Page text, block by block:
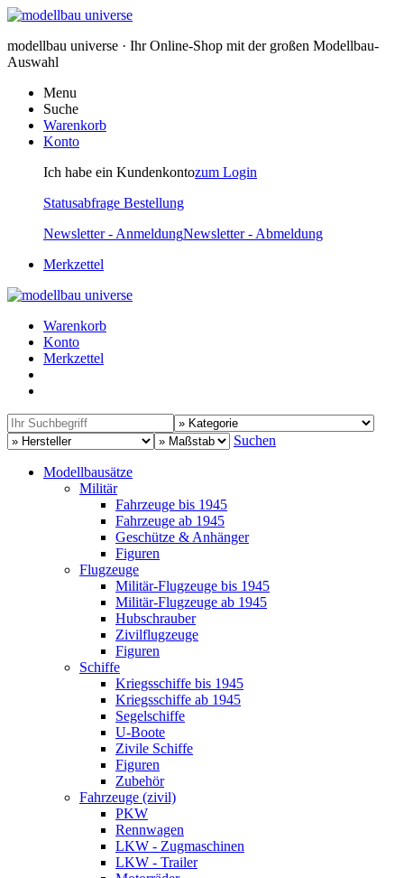
modellbau universe · Ihr Online-Shop mit der großen Modellbau-
Auswahl
Menu
Suche
Warenkorb
Konto
Ich habe ein Kundenkontozum Login
Statusabfrage Bestellung
Newsletter - AnmeldungNewsletter - Abmeldung
Merkzettel
Warenkorb
Konto
Merkzettel
Suchen
Modellbausätze
Militär
Fahrzeuge bis 1945
Fahrzeuge ab 1945
Geschütze & Anhänger
Figuren
Flugzeuge
Militär-Flugzeuge bis 1945
Militär-Flugzeuge ab 1945
Hubschrauber
Zivilflugzeuge
Figuren
Schiffe
Kriegsschiffe bis 1945
Kriegsschiffe ab 1945
Segelschiffe
U-Boote
Zivile Schiffe
Figuren
Zubehör
Fahrzeuge (zivil)
PKW
Rennwagen
LKW - Zugmaschinen
LKW - Trailer